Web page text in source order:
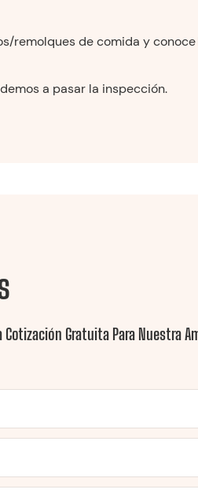
remolques de comida y
a pasar la inspección.
Gratuita Para Nuestra